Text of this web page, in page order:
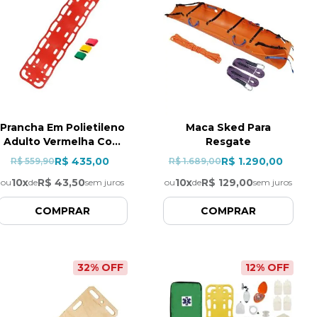
Prancha Em Polietileno
Adulto Vermelha Com
Cinto
R$ 559,90R$ 435,00
ou10xdeR$ 43,50sem juros
COMPRAR
Maca Sked Para
Resgate
R$ 1.689,00R$ 1.290,00
ou10xdeR$ 129,00sem juros
COMPRAR
32% OFF 12% OFF